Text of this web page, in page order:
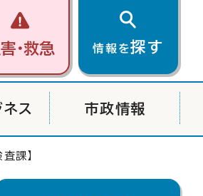
・救急 情報を探す
ネス 市政情報
課】